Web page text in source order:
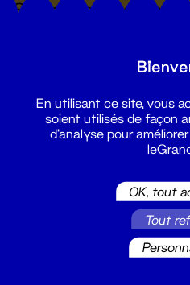
Suivez toutes les
En utilisant ce site, vous
soient utilisés de façon
d'analyse pour
OK, tout
Tout